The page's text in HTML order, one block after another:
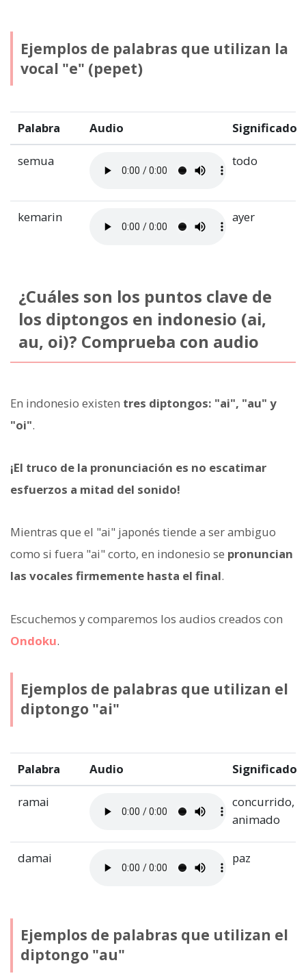
Ejemplos de palabras que utilizan la
vocal "e" (pepet)
Palabra Audio Significado
semua todo
kemarin ayer
¿Cuáles son los puntos clave de
los diptongos en indonesio (ai,
au, oi)? Comprueba con audio
En indonesio existen tres diptongos: "ai", "au" y
"oi".
¡El truco de la pronunciación es no escatimar
esfuerzos a mitad del sonido!
Mientras que el "ai" japonés tiende a ser ambiguo
como si fuera "ai" corto, en indonesio se pronuncian
las vocales firmemente hasta el final.
Escuchemos y comparemos los audios creados con
Ondoku.
Ejemplos de palabras que utilizan el
diptongo "ai"
Palabra Audio Significado
ramai
concurrido,
animado
damai paz
Ejemplos de palabras que utilizan el
diptongo "au"